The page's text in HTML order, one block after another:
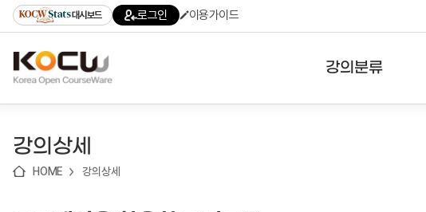
기
기
기
content)
가
대시보드 로그인 이용가이드
강의분류
강의상세
HOME 강의상세